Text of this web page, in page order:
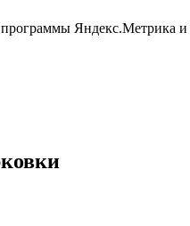
программы Яндекс.Метрика и